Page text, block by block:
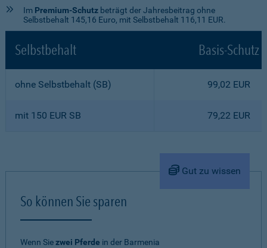
Im Premium-Schutz beträgt der Jahresbeitrag ohne
Selbstbehalt 145,16 Euro, mit Selbstbehalt 116,11 EUR.
Selbstbehalt Basis-Schutz
ohne Selbstbehalt (SB) 99,02 EUR
mit 150 EUR SB 79,22 EUR
Gut zu wissen
So können Sie sparen
Wenn Siezwei Pferde in der Barmenia